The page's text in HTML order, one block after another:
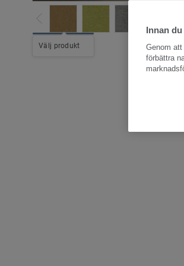
Välj produkt Hela
Innan
Genom
förbättra